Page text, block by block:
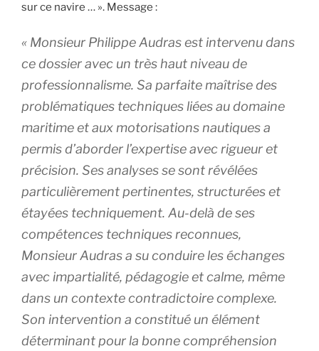
sur ce navire … ». Message :
« Monsieur Philippe Audras est intervenu dans
ce dossier avec un très haut niveau de
professionnalisme. Sa parfaite maîtrise des
problématiques techniques liées au domaine
maritime et aux motorisations nautiques a
permis d’aborder l’expertise avec rigueur et
précision. Ses analyses se sont révélées
particulièrement pertinentes, structurées et
étayées techniquement. Au-delà de ses
compétences techniques reconnues,
Monsieur Audras a su conduire les échanges
avec impartialité, pédagogie et calme, même
dans un contexte contradictoire complexe.
Son intervention a constitué un élément
déterminant pour la bonne compréhension